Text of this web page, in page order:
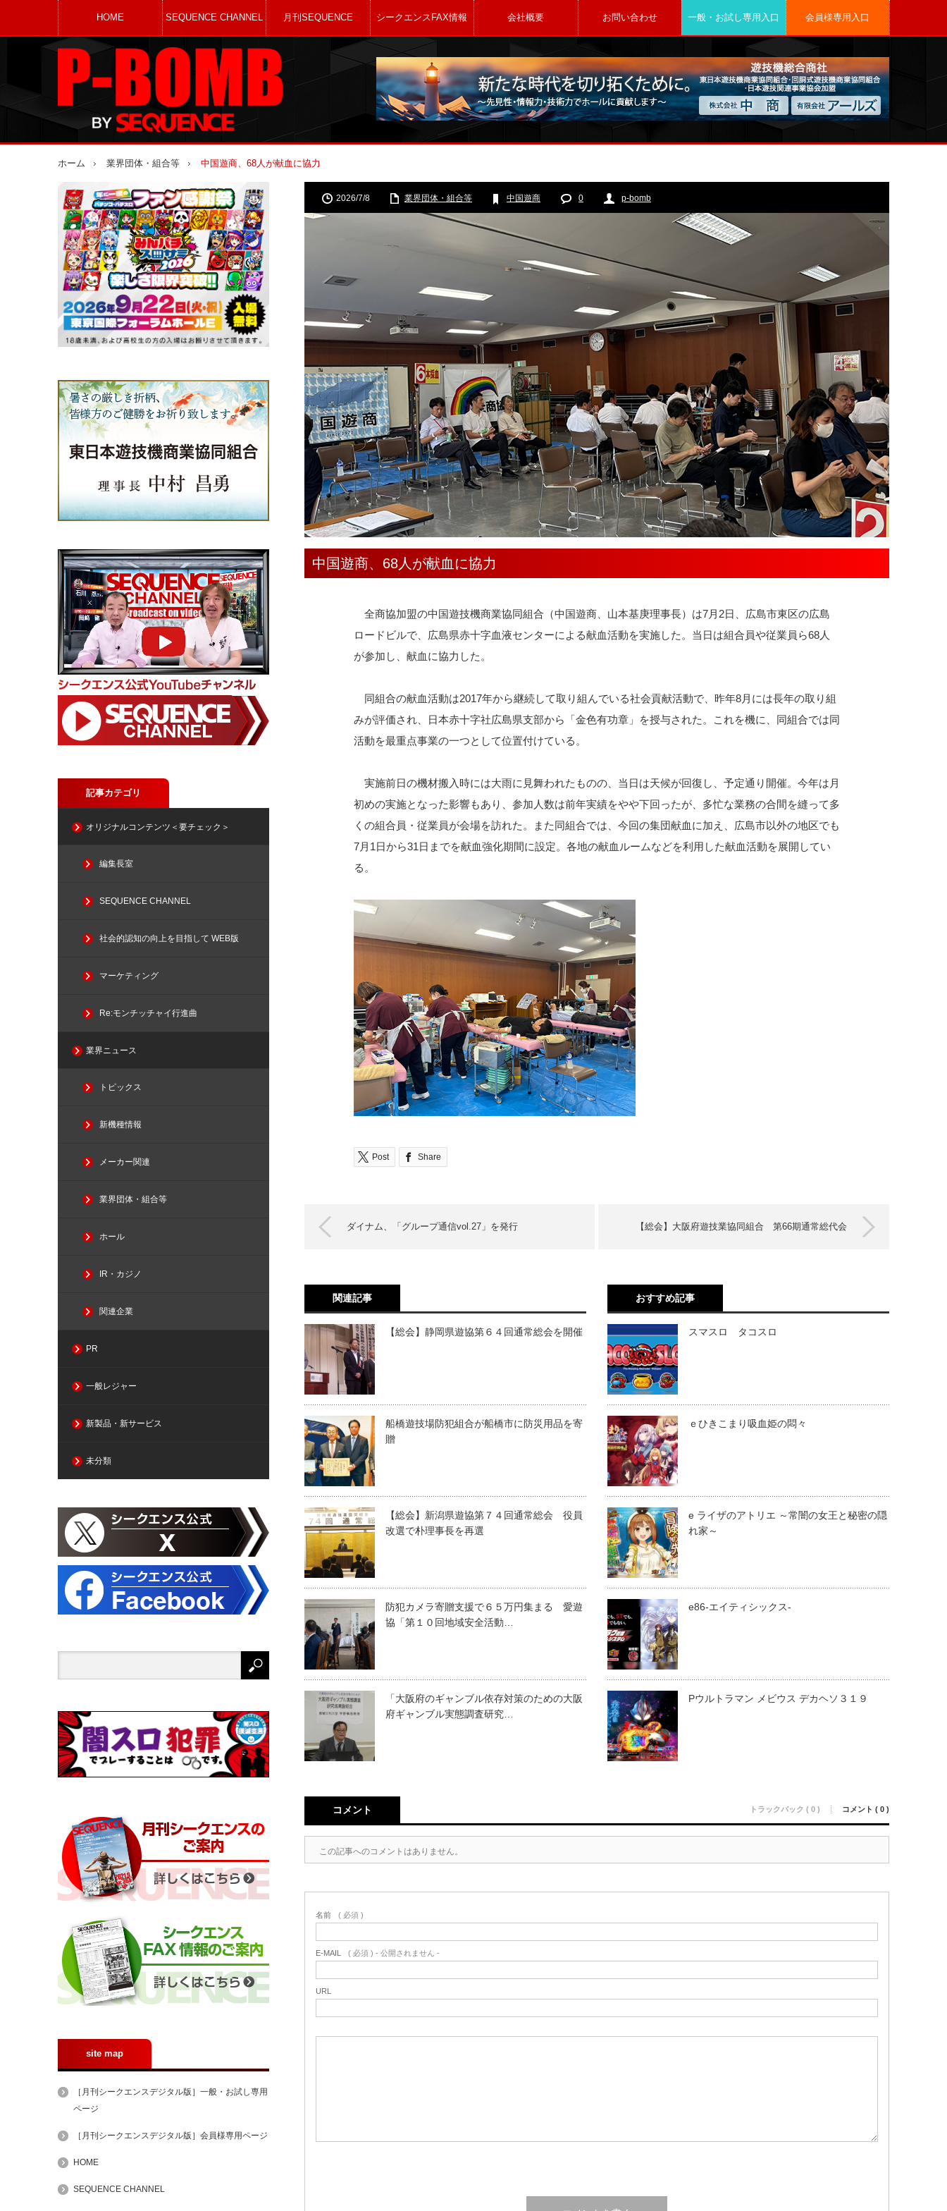
HOME SEQUENCE CHANNEL 月刊SEQUENCE シークエンスFAX情報 会社概要 お問い合わせ 一般・お試し専用入口 会員様専用入口
ホーム 業界団体・組合等 中国遊商、68人が献血に協力
2026/7/8 業界団体・組合等 中国遊商 0 p-bomb
中国遊商、68人が献血に協力
全商協加盟の中国遊技機商業協同組合（中国遊商、山本基庚理事長）は7月2日、広島市東区の広島
ロードビルで、広島県赤十字血液センターによる献血活動を実施した。当日は組合員や従業員ら68人
が参加し、献血に協力した。
同組合の献血活動は2017年から継続して取り組んでいる社会貢献活動で、昨年8月には長年の取り組
みが評価され、日本赤十字社広島県支部から「金色有功章」を授与された。これを機に、同組合では同
活動を最重点事業の一つとして位置付けている。
実施前日の機材搬入時には大雨に見舞われたものの、当日は天候が回復し、予定通り開催。今年は月
初めの実施となった影響もあり、参加人数は前年実績をやや下回ったが、多忙な業務の合間を縫って多
くの組合員・従業員が会場を訪れた。また同組合では、今回の集団献血に加え、広島市以外の地区でも
7月1日から31日までを献血強化期間に設定。各地の献血ルームなどを利用した献血活動を展開してい
る。
Post Share
ダイナム、「グループ通信vol.27」を発行 【総会】大阪府遊技業協同組合 第66期通常総代会
関連記事
【総会】静岡県遊協第６４回通常総会を開催
船橋遊技場防犯組合が船橋市に防災用品を寄
贈
【総会】新潟県遊協第７４回通常総会 役員
改選で朴理事長を再選
防犯カメラ寄贈支援で６５万円集まる 愛遊
協「第１０回地域安全活動…
「大阪府のギャンブル依存対策のための大阪
府ギャンブル実態調査研究…
おすすめ記事
スマスロ タコスロ
ｅひきこまり吸血姫の悶々
e ライザのアトリエ ～常闇の女王と秘密の隠
れ家～
e86-エイティシックス-
Pウルトラマン メビウス デカヘソ３１９
コメント トラックバック ( 0 ) コメント ( 0 )
この記事へのコメントはありません。
名前 ( 必須 )
E-MAIL ( 必須 ) - 公開されません -
URL
記事カテゴリ
オリジナルコンテンツ＜要チェック＞
編集長室
SEQUENCE CHANNEL
社会的認知の向上を目指して WEB版
マーケティング
Re:モンチッチャイ行進曲
業界ニュース
トピックス
新機種情報
メーカー関連
業界団体・組合等
ホール
IR・カジノ
関連企業
PR
一般レジャー
新製品・新サービス
未分類
site map
［月刊シークエンスデジタル版］一般・お試し専用
ページ
［月刊シークエンスデジタル版］会員様専用ページ
HOME
SEQUENCE CHANNEL